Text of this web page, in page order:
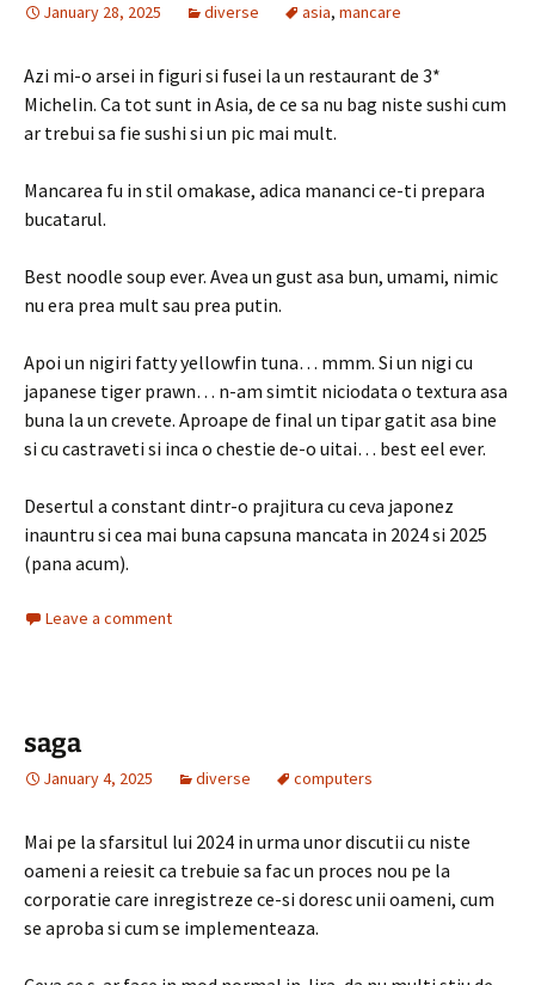
January 28, 2025 diverse asia, mancare
Azi mi-o arsei in figuri si fusei la un restaurant de 3*
Michelin. Ca tot sunt in Asia, de ce sa nu bag niste sushi cum
ar trebui sa fie sushi si un pic mai mult.
Mancarea fu in stil omakase, adica mananci ce-ti prepara
bucatarul.
Best noodle soup ever. Avea un gust asa bun, umami, nimic
nu era prea mult sau prea putin.
Apoi un nigiri fatty yellowfin tuna… mmm. Si un nigi cu
japanese tiger prawn… n-am simtit niciodata o textura asa
buna la un crevete. Aproape de final un tipar gatit asa bine
si cu castraveti si inca o chestie de-o uitai… best eel ever.
Desertul a constant dintr-o prajitura cu ceva japonez
inauntru si cea mai buna capsuna mancata in 2024 si 2025
(pana acum).
Leave a comment
saga
January 4, 2025 diverse computers
Mai pe la sfarsitul lui 2024 in urma unor discutii cu niste
oameni a reiesit ca trebuie sa fac un proces nou pe la
corporatie care inregistreze ce-si doresc unii oameni, cum
se aproba si cum se implementeaza.